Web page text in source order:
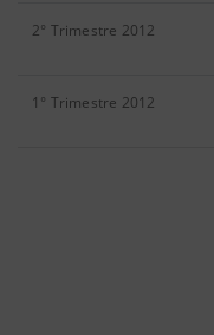
2° Trimestre 2012
1° Trimestre 2012